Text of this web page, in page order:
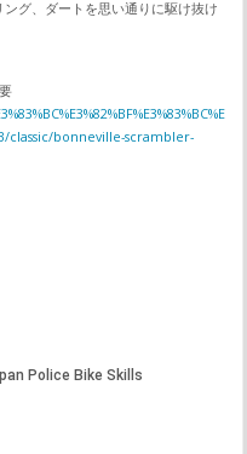
グ、ダートを思い通りに駆け抜け
classic/bonneville-scrambler-